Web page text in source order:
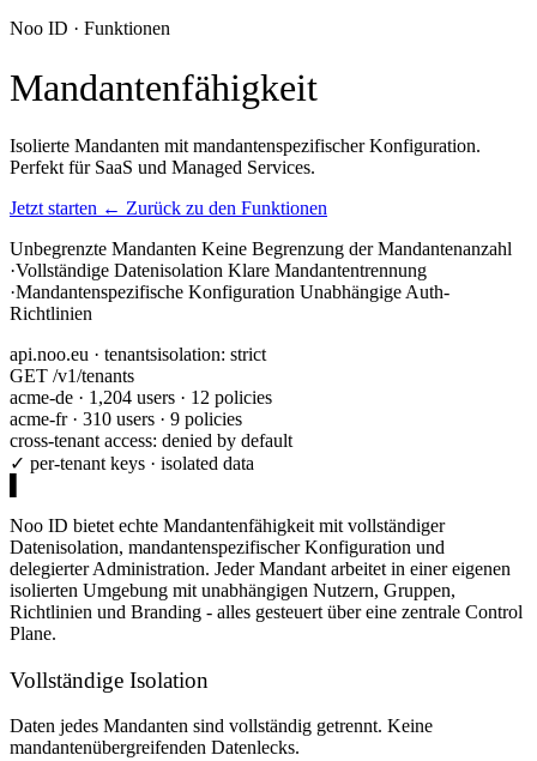
Noo ID · Funktionen
Mandantenfähigkeit
Isolierte Mandanten mit mandantenspezifischer Konfiguration.
Perfekt für SaaS und Managed Services.
Jetzt starten ← Zurück zu den Funktionen
Unbegrenzte Mandanten Keine Begrenzung der Mandantenanzahl
·Vollständige Datenisolation Klare Mandantentrennung
·Mandantenspezifische Konfiguration Unabhängige Auth-
Richtlinien
api.noo.eu · tenantsisolation: strict
GET /v1/tenants
acme-de · 1,204 users · 12 policies
acme-fr · 310 users · 9 policies
cross-tenant access: denied by default
✓ per-tenant keys · isolated data
Noo ID bietet echte Mandantenfähigkeit mit vollständiger
Datenisolation, mandantenspezifischer Konfiguration und
delegierter Administration. Jeder Mandant arbeitet in einer eigenen
isolierten Umgebung mit unabhängigen Nutzern, Gruppen,
Richtlinien und Branding - alles gesteuert über eine zentrale Control
Plane.
Vollständige Isolation
Daten jedes Mandanten sind vollständig getrennt. Keine
mandantenübergreifenden Datenlecks.